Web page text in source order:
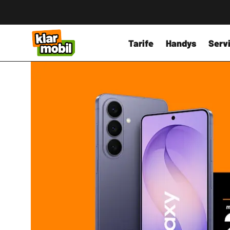
Tarife Handys